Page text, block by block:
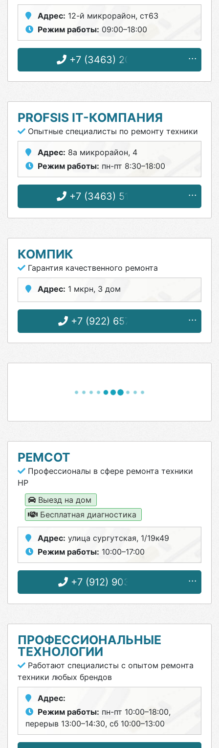
Адрес: 12-й микрорайон, ст63
Режим работы: 09:00–18:00
+7 (3463) 20-09-19
PROFSIS IT-КОМПАНИЯ
Опытные специалисты по ремонту техники
Адрес: 8а микрорайон, 4
Режим работы: пн-пт 8:30–18:00
+7 (3463) 51-06-80
КОМПИК
Гарантия качественного ремонта
Адрес: 1 мкрн, 3 дом
+7 (922) 657-77-79
РЕМСОТ
Профессионалы в сфере ремонта техники
HP
Выезд на дом
Бесплатная диагностика
Адрес: улица сургутская, 1/19к49
Режим работы: 10:00–17:00
+7 (912) 903-24-15
ПРОФЕССИОНАЛЬНЫЕ
ТЕХНОЛОГИИ
Работают специалисты с опытом ремонта
техники любых брендов
Адрес:
Режим работы: пн-пт 10:00–18:00,
перерыв 13:00–14:30, сб 10:00–13:00